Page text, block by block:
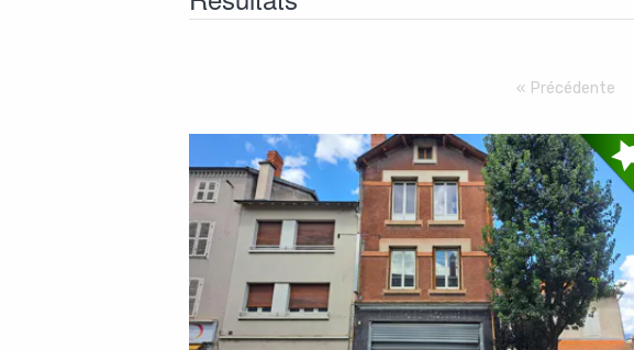
« Précédente